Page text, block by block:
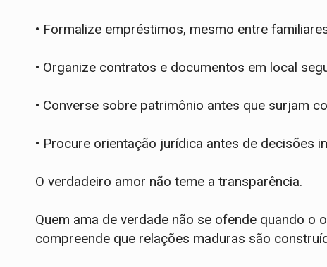
• Formalize empréstimos, mesmo entre
• Organize contratos e documentos em local
• Converse sobre patrimônio antes que surjam
• Procure orientação jurídica antes de decisões
O verdadeiro amor não teme a transparência.
Quem ama de verdade não se ofende quando o
compreende que relações maduras são